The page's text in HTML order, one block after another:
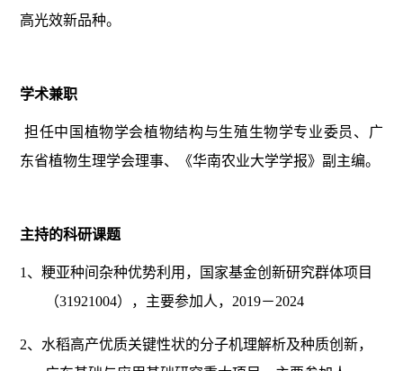
高光效新品种。
学术兼职
担任中国植物学会植物结构与生殖生物学专业委员、广
东省植物生理学会理事、《华南农业大学学报》副主编。
主持的科研课题
1、粳亚种间杂种优势利用，国家基金创新研究群体项目
（31921004），主要参加人，2019－2024
2、水稻高产优质关键性状的分子机理解析及种质创新，